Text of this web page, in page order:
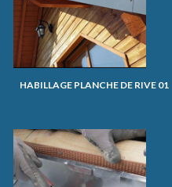
HABILLAGE PLANCHE DE RIVE 01